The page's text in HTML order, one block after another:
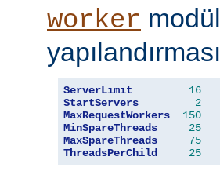
worker
ServerLimit
16
StartServers
2
MaxRequestWorkers
150
MinSpareThreads
25
MaxSpareThreads
75
ThreadsPerChild
25